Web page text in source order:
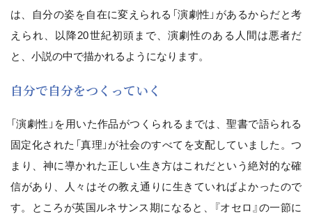
は、自分の姿を自在に変えられる「演劇性」があるからだと考
えられ、以降20世紀初頭まで、演劇性のある人間は悪者だ
と、小説の中で描かれるようになります。
自分で自分をつくっていく
「演劇性」を用いた作品がつくられるまでは、聖書で語られる
固定化された「真理」が社会のすべてを支配していました。つ
まり、神に導かれた正しい生き方はこれだという絶対的な確
信があり、人々はその教え通りに生きていればよかったので
す。ところが英国ルネサンス期になると、『オセロ』の一節に